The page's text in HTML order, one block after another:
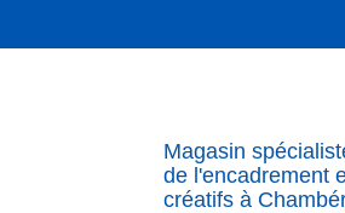
Magasin
de l'encadrement
créatifs à